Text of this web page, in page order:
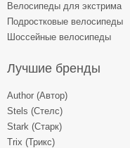
Велосипеды для экстрима
Подростковые велосипеды
Шоссейные велосипеды
Лучшие бренды
Author (Автор)
Stels (Стелс)
Stark (Старк)
Trix (Трикс)